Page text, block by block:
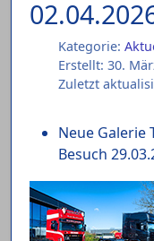
Kategorie:
Erstellt: 30.
Zuletzt
Neue Galerie
Besuch